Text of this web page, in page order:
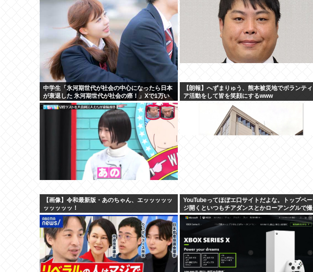
中学生「氷河期世代が社会の中心になったら日本
が衰退した 氷河期世代が社会の癌！」Xで1万い
いね
【朗報】へずまりゅう、熊本被災地でボランティ
ア活動をして皆を笑顔にするwww
【画像】令和最新版・あのちゃん、エッッッッッ
ッッッッッ！
YouTubeってほぼエ口サイトだよな。トップペー
ジ開くといつもチアダンスとかローアングルで撮
影した街撮り動画ばっか出てくるじゃん